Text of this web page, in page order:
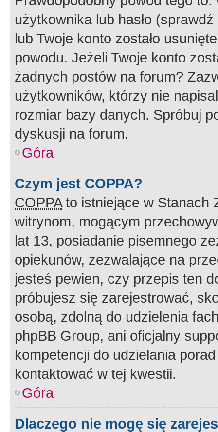
użytkownika lub hasło
lub Twoje konto zostało
powodu. Jeżeli Twoje konto
żadnych postów na forum?
użytkowników, którzy nie
rozmiar bazy danych. Spróbuj
dyskusji na forum.
Góra
Czym jest COPPA?
COPPAto istniejące w Stanach
witrynom, mogącym
lat 13, posiadanie pisemnego
opiekunów, zezwalające na
jesteś pewien, czy przepis ten
próbujesz się zarejestrować,
osobą, zdolną do udzielenia
phpBB Group, ani oficjalny
kompetencji do udzielania
kontaktować w tej kwestii.
Góra
Dlaczego nie mogę się